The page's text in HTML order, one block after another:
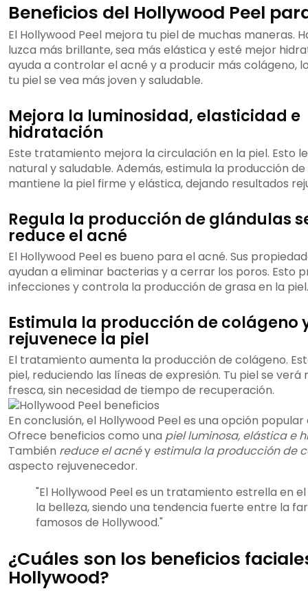
Beneficios del Hollywood Peel
El Hollywood Peel mejora tu piel de muchas maneras.
luzca más brillante, sea más elástica y esté mejor
ayuda a controlar el acné y a producir más colágeno,
tu piel se vea más joven y saludable.
Mejora la luminosidad, elasticidad e
hidratación
Este tratamiento mejora la circulación en la piel. Esto
natural y saludable. Además, estimula la producción
mantiene la piel firme y elástica, dejando resultados
Regula la producción de glándulas
reduce el acné
El Hollywood Peel es bueno para el acné. Sus
ayudan a eliminar bacterias y a cerrar los poros. Esto
infecciones y controla la producción de grasa en la piel.
Estimula la producción de colágeno
rejuvenece la piel
El tratamiento aumenta la producción de colágeno.
piel, reduciendo las líneas de expresión. Tu piel se verá
fresca, sin necesidad de tiempo de recuperación.
En conclusión, el Hollywood Peel es una opción popular
Ofrece beneficios como una piel luminosa, elástica e
También reduce el acnéy estimula la producción de
aspecto rejuvenecedor.
"El Hollywood Peel es un tratamiento estrella en
la belleza, siendo una tendencia fuerte entre la
famosos de Hollywood."
¿Cuáles son los beneficios
Hollywood?